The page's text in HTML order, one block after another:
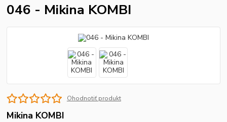
046 - Mikina KOMBI
Ohodnotiť produkt
Mikina KOMBI